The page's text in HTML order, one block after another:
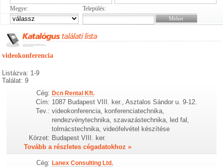
Megye: Település:
videokonferencia
Listázva: 1-9
Találat: 9
Cég: Dcn Rental Kft.
Cím: 1087 Budapest VIII. ker., Asztalos Sándor u. 9-12.
Tev.: videokonferencia, konferenciatechnika,
rendezvénytechnika, szavazástechnika, led fal,
tolmácstechnika, videófelvétel készítése
Körzet: Budapest VIII. ker.
Tovább a részletes cégadatokhoz »
Cég: Lanex Consulting Ltd.